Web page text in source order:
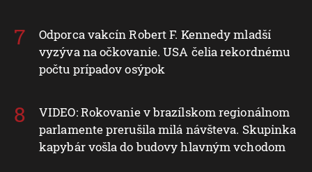
Odporca vakcín Robert F. Kennedy mladší
vyzýva na očkovanie. USA čelia rekordnému
počtu prípadov osýpok
VIDEO: Rokovanie v brazílskom regionálnom
parlamente prerušila milá návšteva. Skupinka
kapybár vošla do budovy hlavným vchodom